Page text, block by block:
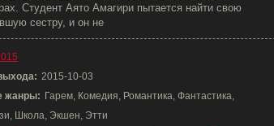
Студент Аято Амагири пытается найти свою
сестру, и он не
2015-10-03
жанры: Гарем, Комедия, Романтика, Фантастика,
Школа, Экшен, Этти